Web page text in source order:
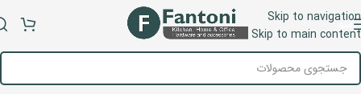
Skip to navigation
Skip to main content
منو